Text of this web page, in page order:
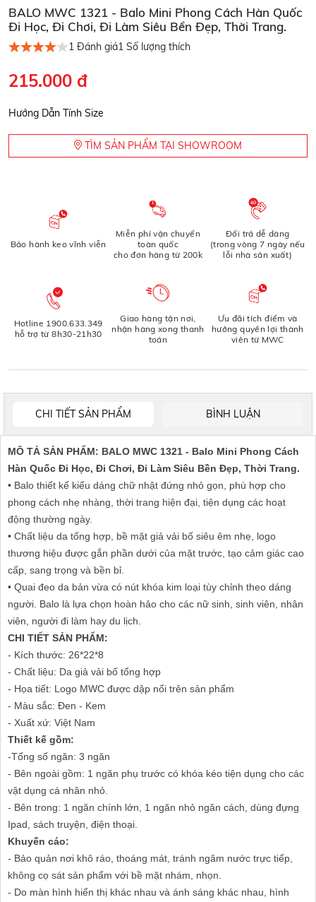
BALO MWC 1321 - Balo Mini Phong Cách Hàn Quốc
Đi Học, Đi Chơi, Đi Làm Siêu Bền Đẹp, Thời Trang.
1 Đánh giá1 Số lượng thích
215.000 đ
Hướng Dẫn Tính Size
TÌM SẢN PHẨM TẠI SHOWROOM
Bảo hành keo vĩnh viễn
Miễn phí vận chuyển
toàn quốc
cho đơn hàng từ 200k
Đổi trả dễ dàng
(trong vòng 7 ngày nếu
lỗi nhà sản xuất)
Hotline 1900.633.349
hỗ trợ từ 8h30-21h30
Giao hàng tận nơi,
nhận hàng xong thanh
toán
Ưu đãi tích điểm và
hưởng quyền lợi thành
viên từ MWC
CHI TIẾT SẢN PHẨM BÌNH LUẬN
MÔ TẢ SẢN PHẨM: BALO MWC 1321 - Balo Mini Phong Cách
Hàn Quốc Đi Học, Đi Chơi, Đi Làm Siêu Bền Đẹp, Thời Trang.
• Balo thiết kế kiểu dáng chữ nhật đứng nhỏ gọn, phù hợp cho
phong cách nhẹ nhàng, thời trang hiện đại, tiện dụng các hoạt
động thường ngày.
• Chất liệu da tổng hợp, bề mặt giả vải bố siêu êm nhẹ, logo
thương hiệu được gắn phần dưới của mặt trước, tạo cảm giác cao
cấp, sang trọng và bền bỉ.
• Quai đeo da bản vừa có nút khóa kim loại tùy chỉnh theo dáng
người. Balo là lựa chọn hoàn hảo cho các nữ sinh, sinh viên, nhân
viên, người đi làm hay du lịch.
CHI TIẾT SẢN PHẨM:
- Kích thước: 26*22*8
- Chất liệu: Da giả vải bố tổng hợp
- Họa tiết: Logo MWC được dập nổi trên sản phẩm
- Màu sắc: Đen - Kem
- Xuất xứ: Việt Nam
Thiết kế gồm:
-Tổng số ngăn: 3 ngăn
- Bên ngoài gồm: 1 ngăn phụ trước có khóa kéo tiện dụng cho các
vật dụng cá nhân nhỏ.
- Bên trong: 1 ngăn chính lớn, 1 ngăn nhỏ ngăn cách, dùng đựng
Ipad, sách truyện, điện thoại.
Khuyến cáo:
- Bảo quản nơi khô ráo, thoáng mát, tránh ngâm nước trực tiếp,
không cọ sát sản phẩm với bề mặt nhám, nhọn.
- Do màn hình hiển thị khác nhau và ánh sáng khác nhau, hình